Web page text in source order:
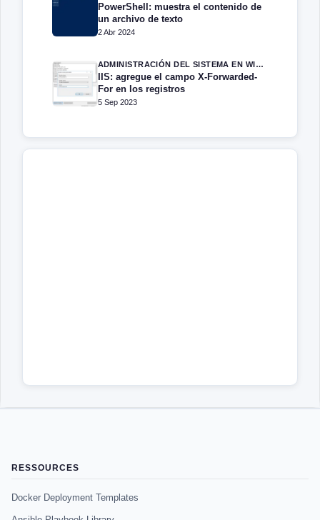
PowerShell: muestra el contenido de
un archivo de texto
2 Abr 2024
ADMINISTRACIÓN DEL SISTEMA EN WINDOWS SERVER
IIS: agregue el campo X-Forwarded-
For en los registros
5 Sep 2023
RESSOURCES
Docker Deployment Templates